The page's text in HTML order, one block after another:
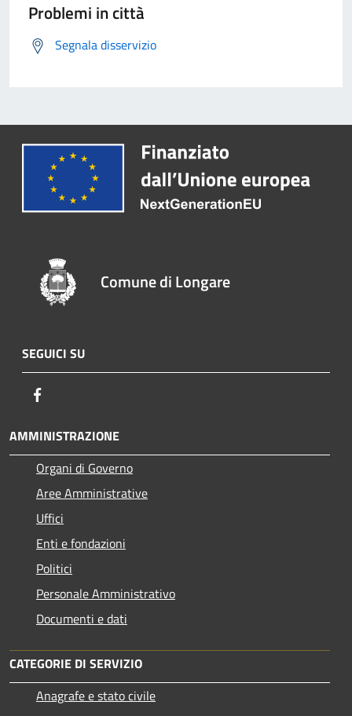
Problemi in città
Segnala disservizio
Comune di Longare
SEGUICI SU
AMMINISTRAZIONE
Organi di Governo
Aree Amministrative
Uffici
Enti e fondazioni
Politici
Personale Amministrativo
Documenti e dati
CATEGORIE DI SERVIZIO
Anagrafe e stato civile